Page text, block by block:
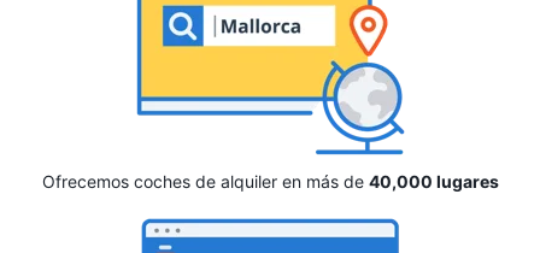
Ofrecemos coches de alquiler en más de 40,000 lugares